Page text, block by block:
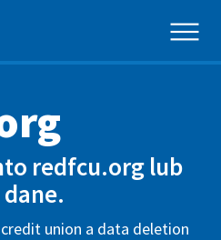
redfcu.org lub
union a data deletion